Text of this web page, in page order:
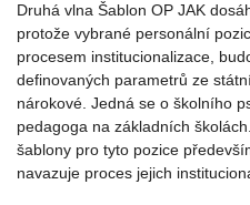
Druhá vlna Šablon OP JAK
protože vybrané personální
procesem institucionalizace,
definovaných parametrů ze
nárokové. Jedná se o školního
pedagoga na základních
šablony pro tyto pozice
navazuje proces jejich